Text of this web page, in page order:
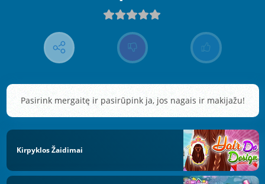
Pasirink mergaitę ir pasirūpink ja, jos nagais ir makijažu!
Kirpyklos Žaidimai